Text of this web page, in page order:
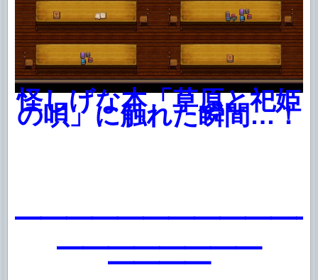
怪しげな本「草原と祀姫
の唄」に触れた瞬間…！
━━━━━━━━
━━━━